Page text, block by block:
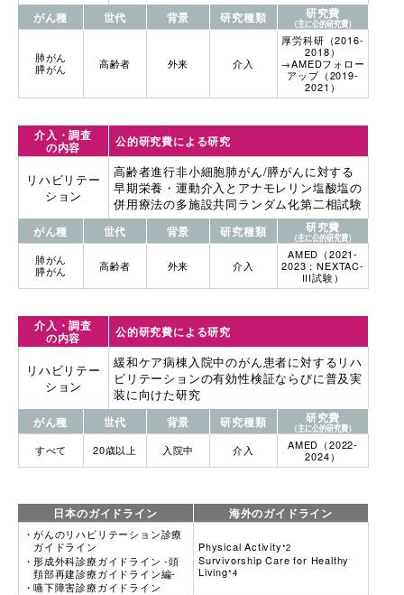
がん種 世代 背景 研究種類 研究費
（主に公的研究費）
肺がん
膵がん
高齢者 外来 介入
厚労科研（2016-
2018）
→AMEDフォロー
アップ（2019-
2021）
介入・調査
の内容 公的研究費による研究
リハビリテー
ション
高齢者進行非小細胞肺がん/膵がんに対する
早期栄養・運動介入とアナモレリン塩酸塩の
併用療法の多施設共同ランダム化第二相試験
がん種 世代 背景 研究種類 研究費
（主に公的研究費）
肺がん
膵がん
高齢者 外来 介入
AMED（2021-
2023：NEXTAC-
III試験）
介入・調査
の内容 公的研究費による研究
リハビリテー
ション
緩和ケア病棟入院中のがん患者に対するリハ
ビリテーションの有効性検証ならびに普及実
装に向けた研究
がん種 世代 背景 研究種類 研究費
（主に公的研究費）
すべて 20歳以上 入院中 介入
AMED（2022-
2024）
日本のガイドライン 海外のガイドライン
がんのリハビリテーション診療
ガイドライン
形成外科診療ガイドライン -頭
頚部再建診療ガイドライン編-
嚥下障害診療ガイドライン
Physical Activity*2
Survivorship Care for Healthy
Living*4